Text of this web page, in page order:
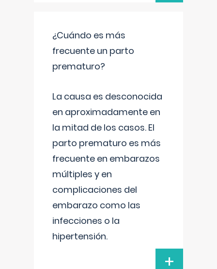
¿Cuándo es más
frecuente un parto
prematuro?
La causa es desconocida
en aproximadamente en
la mitad de los casos. El
parto prematuro es más
frecuente en embarazos
múltiples y en
complicaciones del
embarazo como las
infecciones o la
hipertensión.
+